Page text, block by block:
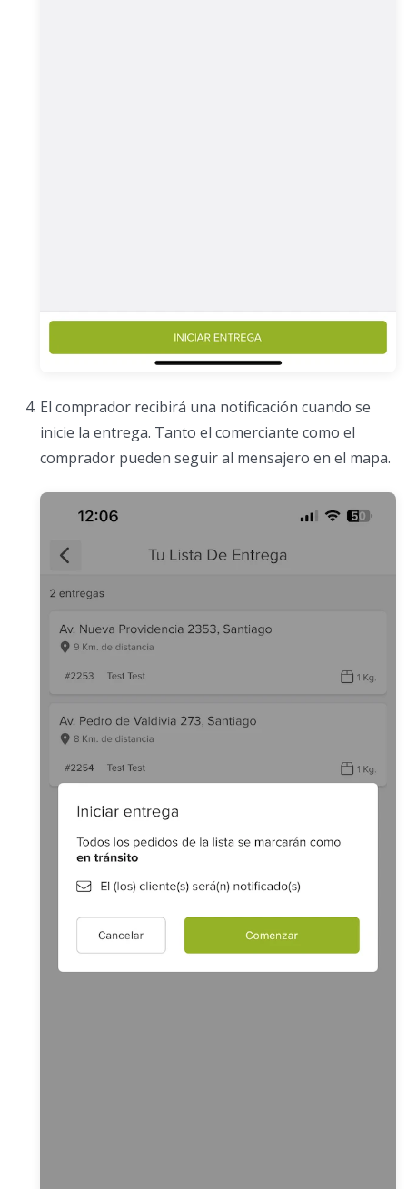
El comprador recibirá una notificación cuando se
inicie la entrega. Tanto el comerciante como el
comprador pueden seguir al mensajero en el mapa.